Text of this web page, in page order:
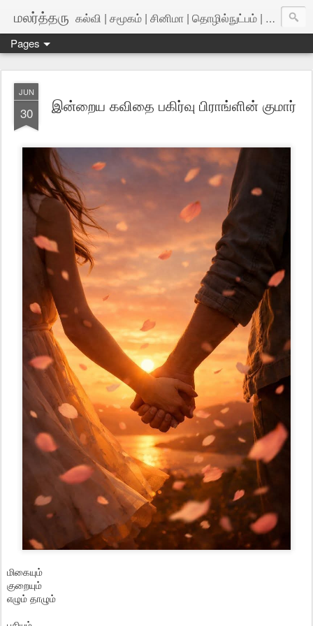
மலர்த்தரு கல்வி | சமூகம் | சினிமா | தொழில்நுட்பம் | அறிவியல்
Pages
JUN
30 இன்றைய கவிதை பகிர்வு பிராங்ளின் குமார்
மிகையும்
குறையும்
எழும் தாழும்